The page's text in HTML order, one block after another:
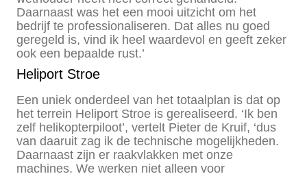
Daarnaast was het een mooi uitzicht om het
bedrijf te professionaliseren. Dat alles nu goed
geregeld is, vind ik heel waardevol en geeft zeker
ook een bepaalde rust.’
Heliport Stroe
Een uniek onderdeel van het totaalplan is dat op
het terrein Heliport Stroe is gerealiseerd. ‘Ik ben
zelf helikopterpiloot’, vertelt Pieter de Kruif, ‘dus
van daaruit zag ik de technische mogelijkheden.
Daarnaast zijn er raakvlakken met onze
machines. We werken niet alleen voor